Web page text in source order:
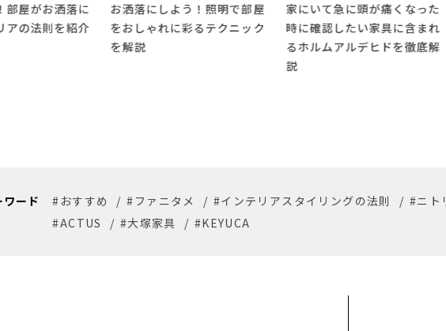
う！照明で部屋
彩るテクニック
家にいて急に頭が痛くなった
時に確認したい家具に含まれ
るホルムアルデヒドを徹底解
4 みつける
【家具を買い替えたい人必
ード #おすすめ / #ファニタメ / #インテリアスタイリングの法則 / #ニト
#ACTUS
/ #大塚家具 / #KEYUCA